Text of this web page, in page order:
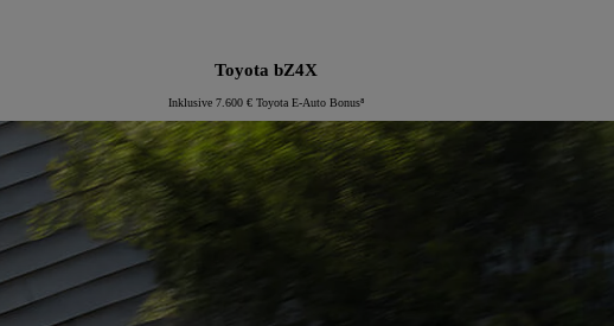
Toyota bZ4X
Inklusive 7.600 € Toyota E-Auto Bonus⁸